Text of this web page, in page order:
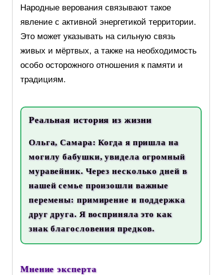
Народные верования связывают такое
явление с активной энергетикой территории.
Это может указывать на сильную связь
живых и мёртвых, а также на необходимость
особо осторожного отношения к памяти и
традициям.
Реальная история из жизни
Ольга, Самара: Когда я пришла на
могилу бабушки, увидела огромный
муравейник. Через несколько дней в
нашей семье произошли важные
перемены: примирение и поддержка
друг друга. Я восприняла это как
знак благословения предков.
Мнение эксперта